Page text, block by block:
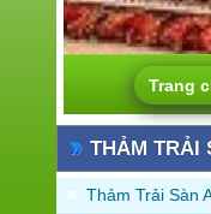
Trang
THẢM TRẢI
Thảm Trải Sàn